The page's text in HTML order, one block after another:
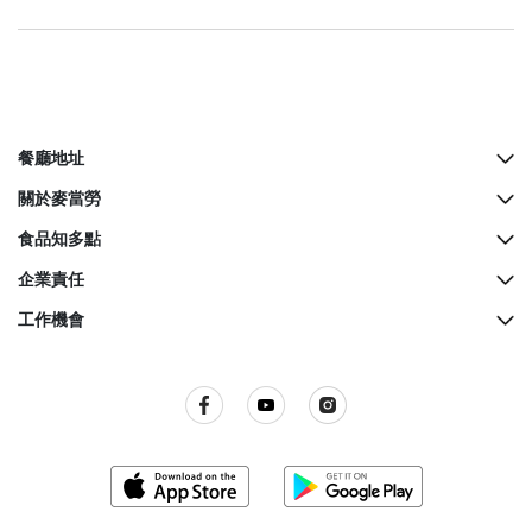
餐廳地址
所有餐廳地址
McCafé櫃檯地址
關於麥當勞
歷史
餐廳設計
麥當勞親子會
食品知多點
營養資料
麥當勞奇趣百科
企業責任
綠色營運
工作機會